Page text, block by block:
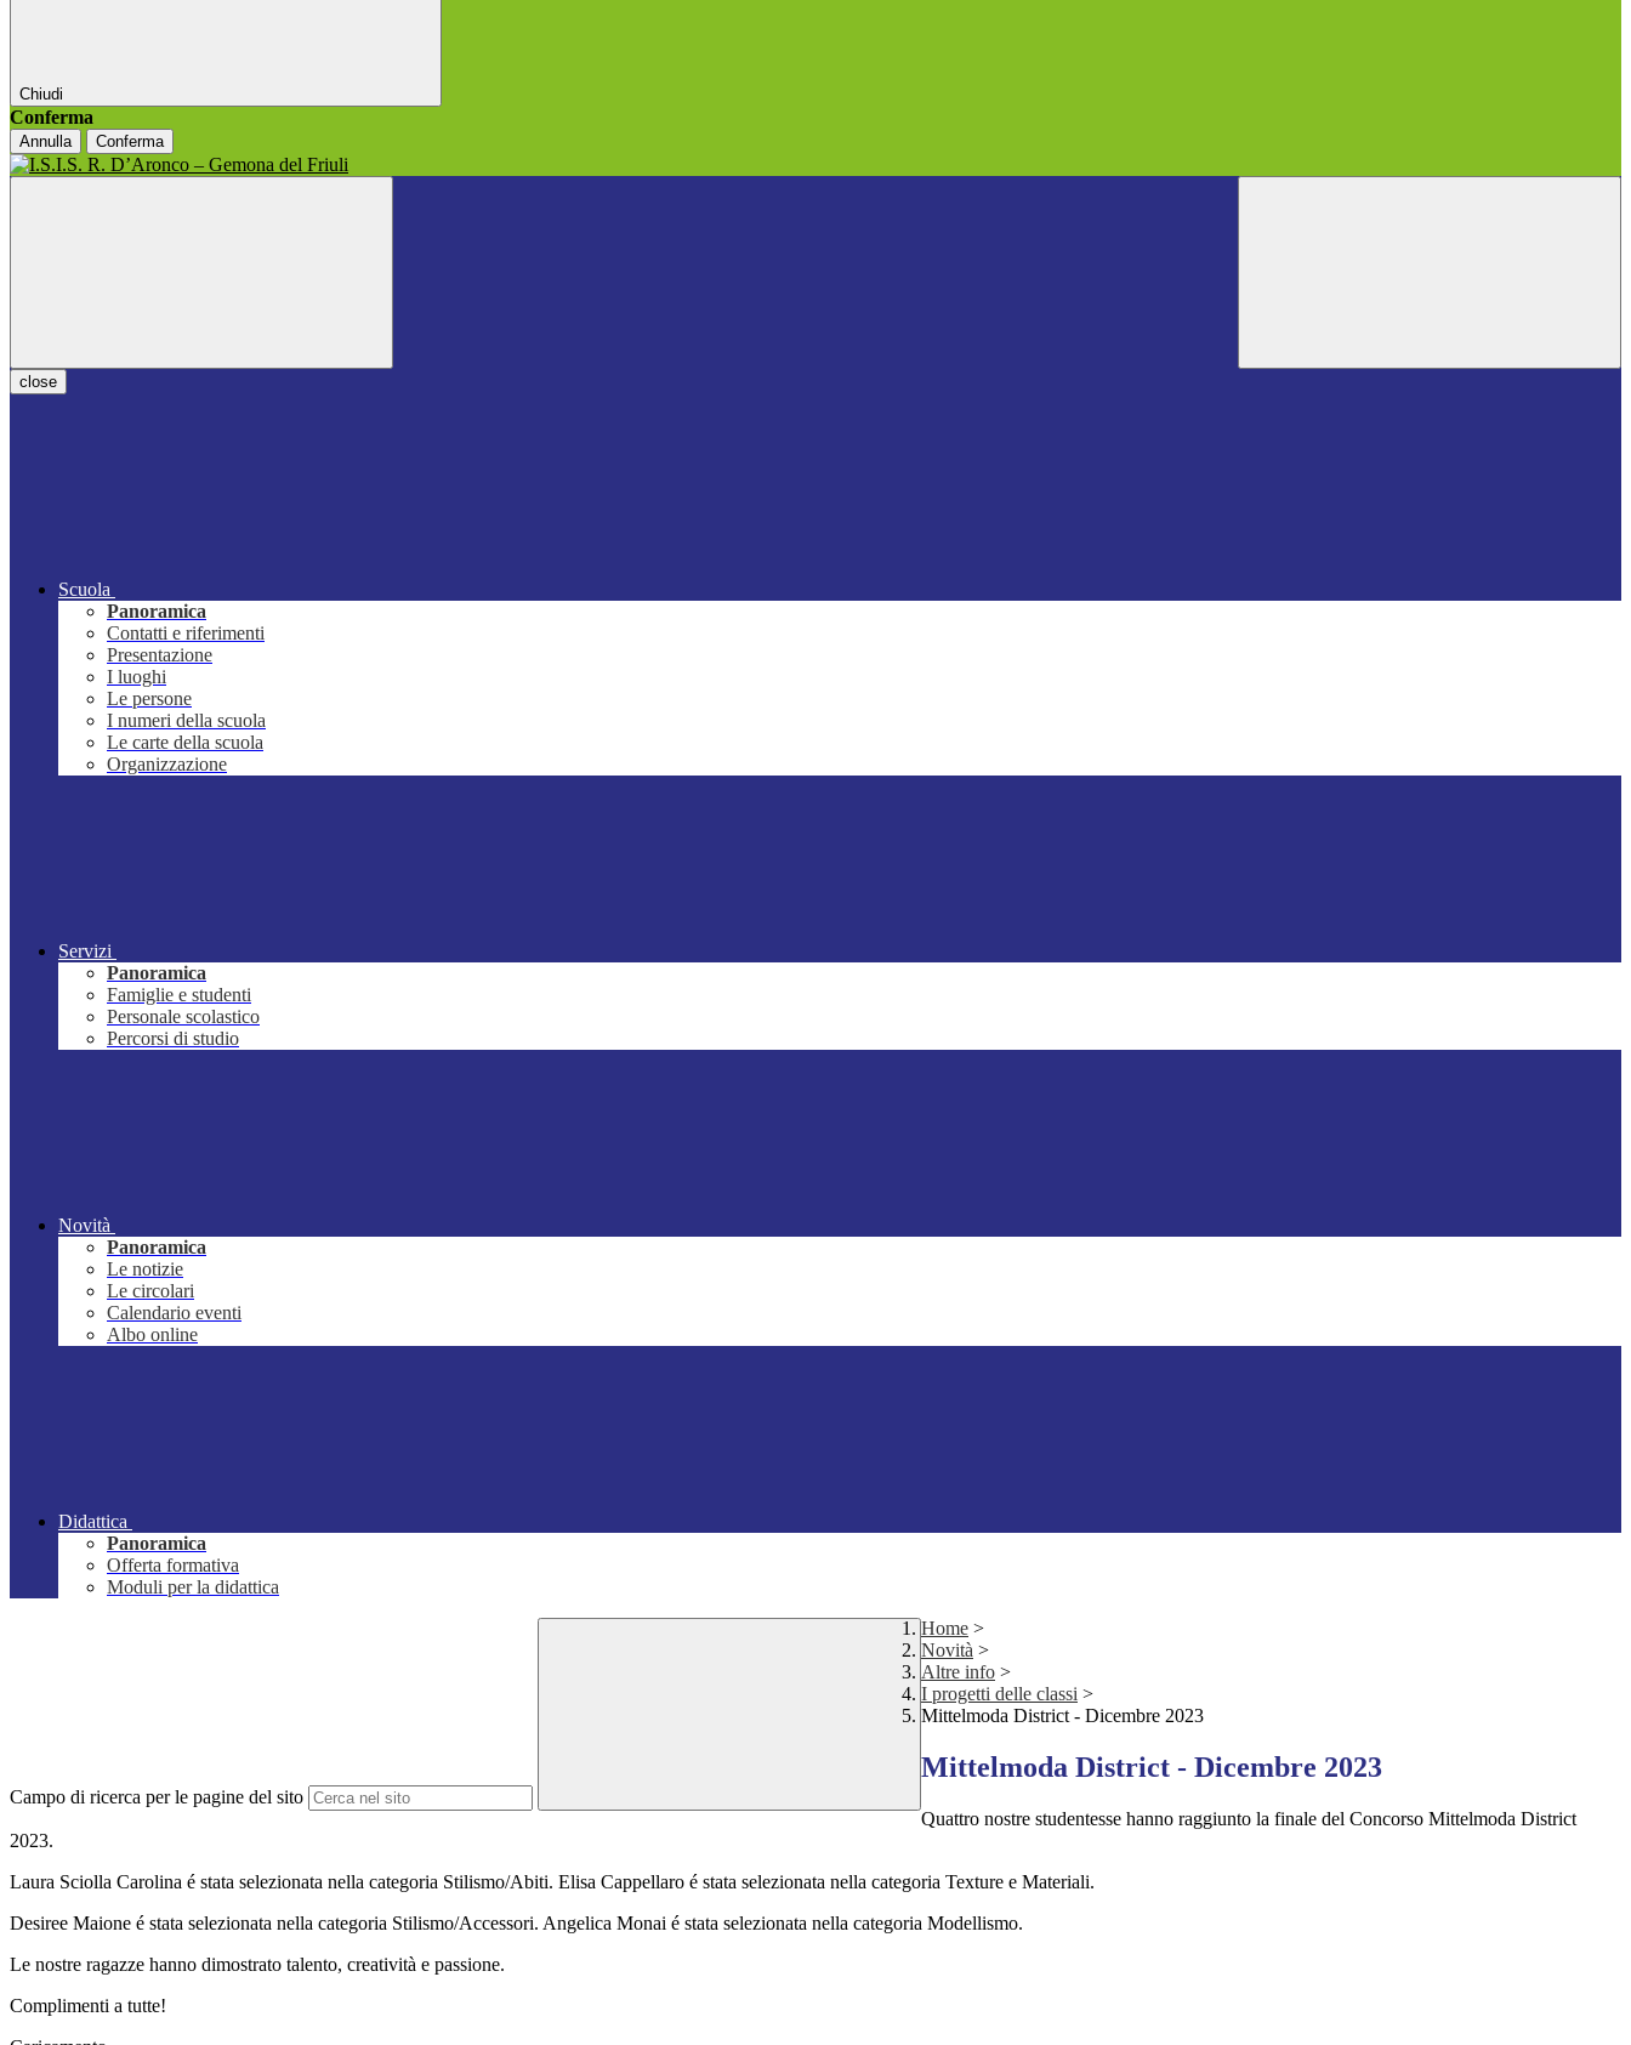
Chiudi
Conferma
Annulla Conferma
close
Scuola
Panoramica
Contatti e riferimenti
Presentazione
I luoghi
Le persone
I numeri della scuola
Le carte della scuola
Organizzazione
Servizi
Panoramica
Famiglie e studenti
Personale scolastico
Percorsi di studio
Novità
Panoramica
Le notizie
Le circolari
Calendario eventi
Albo online
Didattica
Panoramica
Offerta formativa
Moduli per la didattica
Campo di ricerca per le pagine del sito
Home >
Novità >
Altre info >
I progetti delle classi >
Mittelmoda District - Dicembre 2023
Mittelmoda District - Dicembre 2023
Quattro nostre studentesse hanno raggiunto la finale del Concorso Mittelmoda District
2023.
Laura Sciolla Carolina é stata selezionata nella categoria Stilismo/Abiti. Elisa Cappellaro é stata selezionata nella categoria Texture e Materiali.
Desiree Maione é stata selezionata nella categoria Stilismo/Accessori. Angelica Monai é stata selezionata nella categoria Modellismo.
Le nostre ragazze hanno dimostrato talento, creatività e passione.
Complimenti a tutte!